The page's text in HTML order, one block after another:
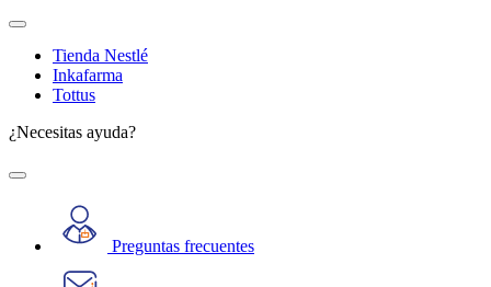
Tienda Nestlé
Inkafarma
Tottus
¿Necesitas ayuda?
Preguntas frecuentes